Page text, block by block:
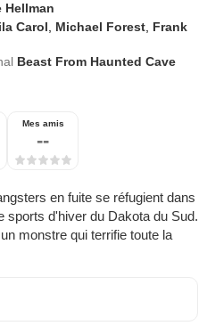
Hellman
Carol Michael Forest Frank
Beast From Haunted Cave
Mes amis
--
en fuite se réfugient dans
sports d'hiver du Dakota du Sud.
monstre qui terrifie toute la